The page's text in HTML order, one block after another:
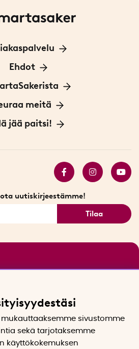
Ota yhteyttä
Ehdot
evästeistä
Meistä
Tukholmassa
meitä
jää paitsi!
uutiskirjeestämme!
Tilaa
sivustomme
sekä tarjotaksemme
käyttökokemuksen